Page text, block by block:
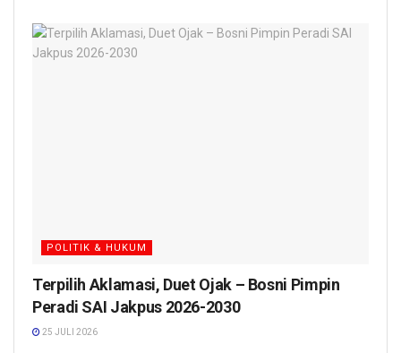
POLITIK & HUKUM
Terpilih Aklamasi, Duet Ojak – Bosni Pimpin
Peradi SAI Jakpus 2026-2030
25 JULI 2026